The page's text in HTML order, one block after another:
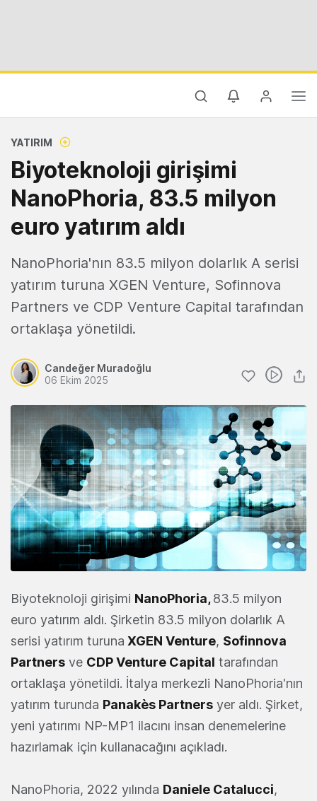
YATIRIM
Biyoteknoloji girişimi
NanoPhoria, 83.5 milyon
euro yatırım aldı
NanoPhoria'nın 83.5 milyon dolarlık A serisi
yatırım turuna XGEN Venture, Sofinnova
Partners ve CDP Venture Capital tarafından
ortaklaşa yönetildi.
Candeğer Muradoğlu
06 Ekim 2025
Biyoteknoloji girişimi NanoPhoria,83.5 milyon
euro yatırım aldı. Şirketin 83.5 milyon dolarlık A
serisi yatırım turuna XGEN Venture, Sofinnova
Partners ve CDP Venture Capital tarafından
ortaklaşa yönetildi. İtalya merkezli NanoPhoria'nın
yatırım turunda Panakès Partners yer aldı. Şirket,
yeni yatırımı NP-MP1 ilacını insan denemelerine
hazırlamak için kullanacağını açıkladı.
NanoPhoria, 2022 yılında Daniele Catalucci,